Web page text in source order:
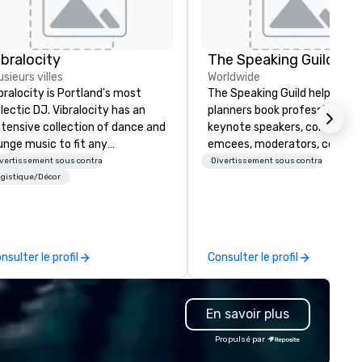
villes
is Portland's most
DJ. Vibralocity has an
collection of dance and
music to fit any
When you book
you get a professional
to get a free quote!
offers services for the
event types: corporate,
private, community-
fundraiser, public event,
sous contrat
Décor
le profil
The Speaking Guild
Worldwide
The Speaking Guild helps
planners book professional
keynote speakers,
emcees, moderators,
and subject-matter experts
communication, disability
inclusion, healthcare
entertainment, and
experience.
Divertissement sous contrat
Consulter le profil
En savoir plus
Propulsé par